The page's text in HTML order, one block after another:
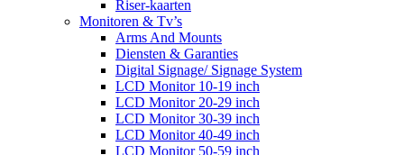
Riser-kaarten
Monitoren & Tv’s
Arms And Mounts
Diensten & Garanties
Digital Signage/ Signage System
LCD Monitor 10-19 inch
LCD Monitor 20-29 inch
LCD Monitor 30-39 inch
LCD Monitor 40-49 inch
LCD Monitor 50-59 inch